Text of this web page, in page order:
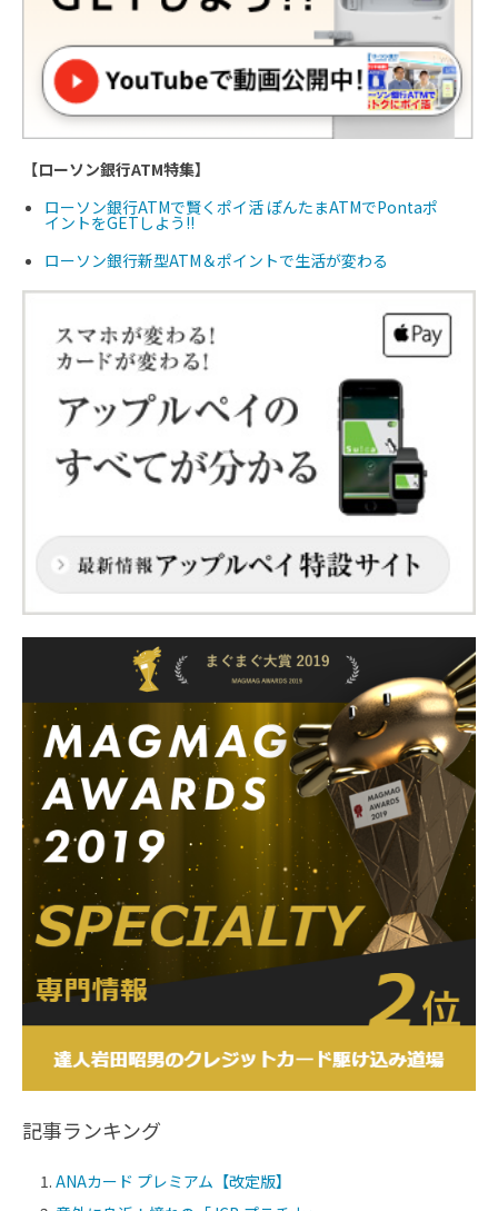
【ローソン銀行ATM特集】
ローソン銀行ATMで賢くポイ活 ぽんたまATMでPontaポ
イントをGETしよう!!
ローソン銀行新型ATM＆ポイントで生活が変わる
記事ランキング
ANAカード プレミアム【改定版】